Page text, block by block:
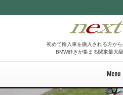
初めて輸入車を購入される方か
BMW好きが集まる関東最大
Menu